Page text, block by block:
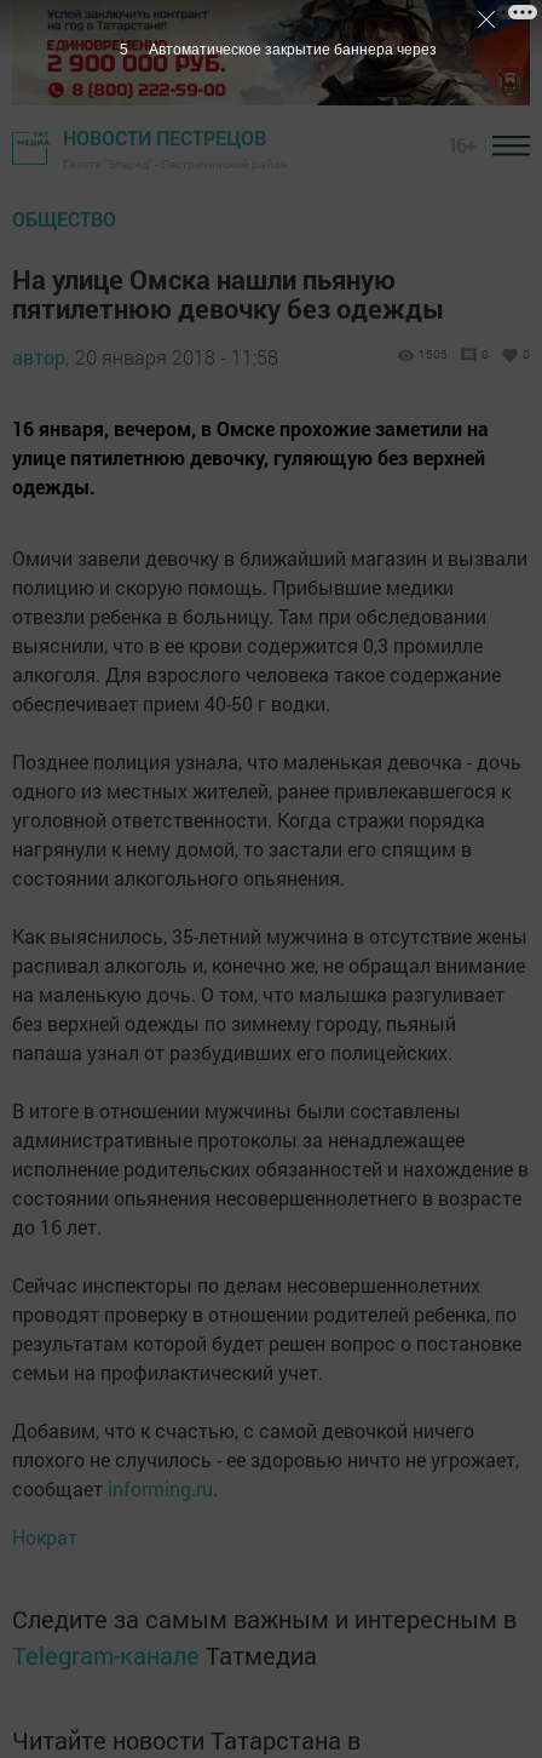
НОВОСТИ ПЕСТРЕЦОВ
ОБЩЕСТВО
На улице Омска нашли пьяную
пятилетнюю девочку без одежды
автор, 20 января 2018 - 11:58 1505 0 0
16 января, вечером, в Омске прохожие заметили на
улице пятилетнюю девочку, гуляющую без верхней
одежды.
Омичи завели девочку в ближайший магазин и вызвали
полицию и скорую помощь. Прибывшие медики
отвезли ребенка в больницу. Там при обследовании
выяснили, что в ее крови содержится 0,3 промилле
алкоголя. Для взрослого человека такое содержание
обеспечивает прием 40-50 г водки.
Позднее полиция узнала, что маленькая девочка - дочь
одного из местных жителей, ранее привлекавшегося к
уголовной ответственности. Когда стражи порядка
нагрянули к нему домой, то застали его спящим в
состоянии алкогольного опьянения.
Как выяснилось, 35-летний мужчина в отсутствие жены
распивал алкоголь и, конечно же, не обращал внимание
на маленькую дочь. О том, что малышка разгуливает
без верхней одежды по зимнему городу, пьяный
папаша узнал от разбудивших его полицейских.
В итоге в отношении мужчины были составлены
административные протоколы за ненадлежащее
исполнение родительских обязанностей и нахождение в
состоянии опьянения несовершеннолетнего в возрасте
до 16 лет.
Сейчас инспекторы по делам несовершеннолетних
проводят проверку в отношении родителей ребенка, по
результатам которой будет решен вопрос о постановке
семьи на профилактический учет.
Добавим, что к счастью, с самой девочкой ничего
плохого не случилось - ее здоровью ничто не угрожает,
сообщает informing.ru.
Нократ
Следите за самым важным и интересным в
Telegram-канале Татмедиа
Читайте новости Татарстана в
4 Автоматическое закрытие баннера через